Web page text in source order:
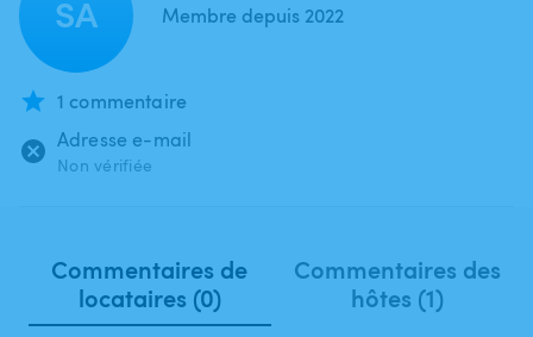
SA Membre depuis 2022
1 commentaire
Adresse e-mail
Non vérifiée
Commentaires de
locataires (0)
Commentaires des
hôtes (1)